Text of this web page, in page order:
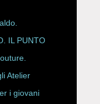
IL PUNTO
E
Atelier
i giovani